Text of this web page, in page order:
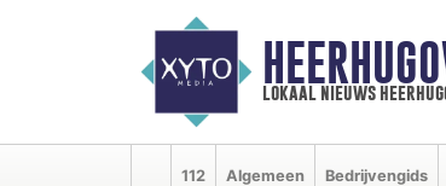
lokaal nieuws
112 Algemeen Bedrijvengids